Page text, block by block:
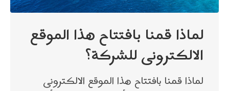
لماذا قمنا بافتتاح هذا الموقع
الالكترونى للشركة؟
لماذا قمنا بافتتاح هذا الموقع الالكترونى